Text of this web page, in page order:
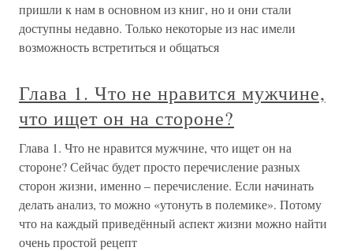
пришли к нам в основном из книг, но и они стали
доступны недавно. Только некоторые из нас имели
возможность встретиться и общаться
Глава 1. Что не нравится мужчине,
что ищет он на стороне?
Глава 1. Что не нравится мужчине, что ищет он на
стороне? Сейчас будет просто перечисление разных
сторон жизни, именно – перечисление. Если начинать
делать анализ, то можно «утонуть в полемике». Потому
что на каждый приведённый аспект жизни можно найти
очень простой рецепт